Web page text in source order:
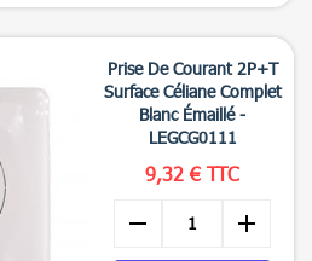
Prise De Courant 2P+T
Surface Céliane Complet
Blanc Émaillé -
LEGCG0111
9,32 € TTC
remove add